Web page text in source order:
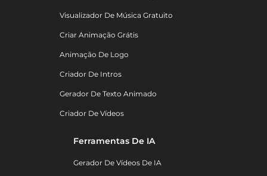
Visualizador De Música Gratuito
Criar Animação Grátis
Animação De Logo
Criador De Intros
Gerador De Texto Animado
Criador De Vídeos
Ferramentas De IA
Gerador De Vídeos De IA